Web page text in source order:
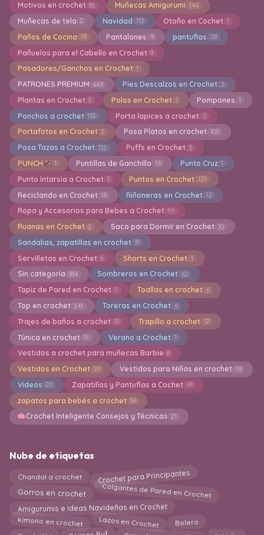
Motivos en crochet 85 Muñecas Amigurumi 144
Muñecas de tela 2 Navidad 112 Otoño en Cochet 1
Paños de Cocina 78 Pantalones 9 pantuflas 28
Pañuelos para el Cabello en Crochet 8
Pasadores/Ganchos en Crochet 1
PATRONES PREMIUM 449 Pies Descalzos en Crochet 2
Plantas en Crochet 5 Polos en Crochet 1 Pompones 1
Ponchos a crochet 135 Porta lapices a crochet 2
Portafotos en Crochet 2 Posa Platos en crochet 105
Posa Tazas a Crochet 132 Puffs en Crochet 5
PUNCH 1 Puntillas de Ganchillo 16 Punto Cruz 1
Punto Intarsia a Crochet 3 Puntos en Crochet 125
Reciclando en Crochet 16 Riñoneras en Crochet 12
Ropa y Accesorios para Bebes a Crochet 111
Ruanas en Crochet 2 Saco para Dormir en Crochet 10
Sandalias, zapatillas en crochet 31
Servilletas en Crochet 6 Shorts en Crochet 1
Sin categoría 384 Sombreros en Crochet 62
Tapiz de Pared en Crochet 7 Toallas en crochet 6
Top en crochet 241 Toreras en Crochet 6
Trajes de baños a crochet 13 Trapillo a crochet 12
Túnica en crochet 15 Verano a Crochet 1
Vestidos a crochet para muñecas Barbie 8
Vestidos en Crochet 99 Vestidos para Niñas en crochet 19
Videos 20 Zapatillas y Pantuflas a Cochet 41
zapatos para bebés a crochet 36
Crochet Inteligente Consejos y Técnicas 21
Nube de etiquetas
Chandal a crochet Crochet para Principantes
Gorros en crochet Colgantes de Pared en Crochet
Amigurumis e Ideas Navideñas en Crochet
kimono en crochet Lazos en Crochet Bolero